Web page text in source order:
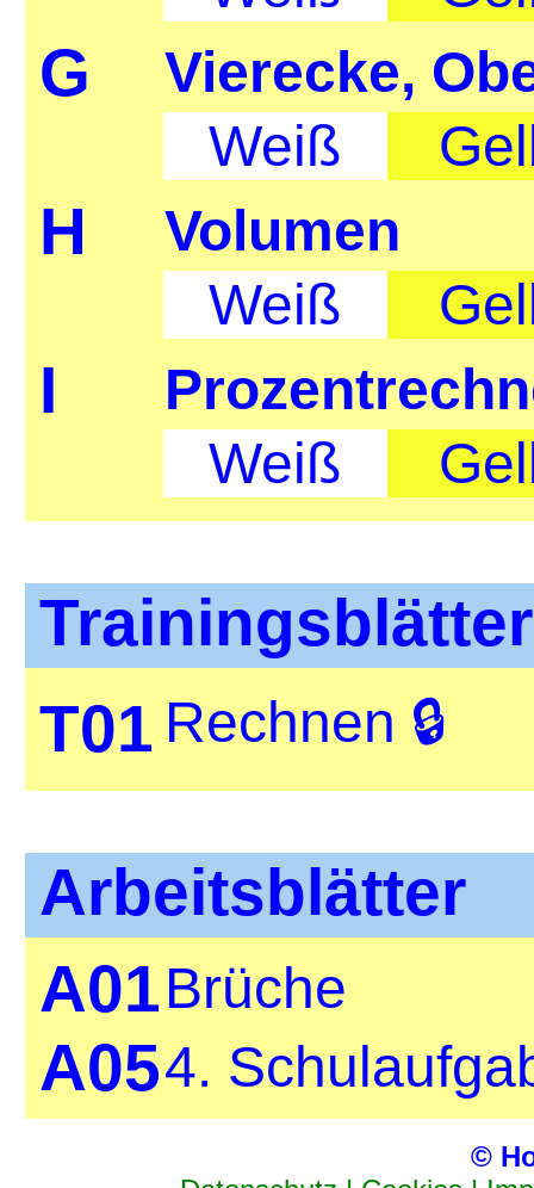
G
Vierecke,
Weiß
H
Volumen
Weiß
I
Weiß
Trainingsblätter
T01 Rechnen 🔒
Arbeitsblätter
A01Brüche
A054.
©